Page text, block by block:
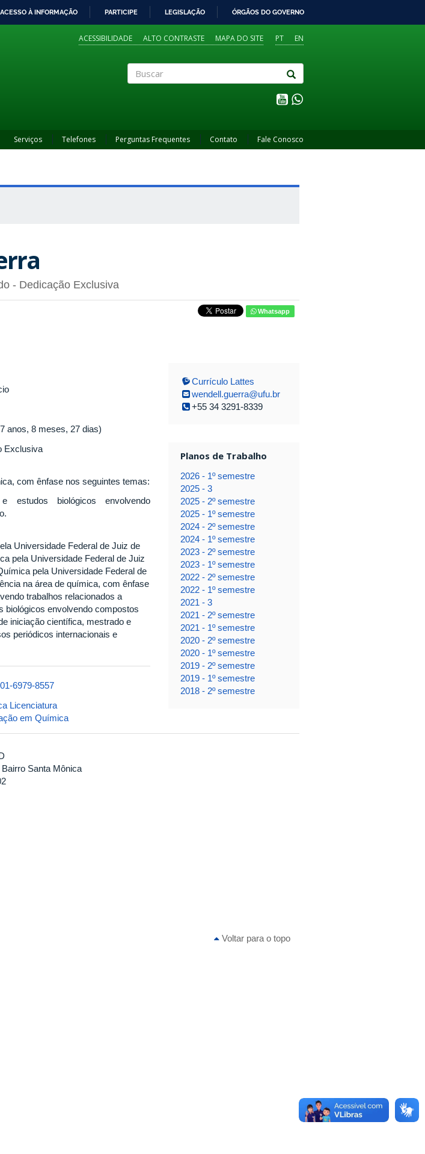
ACESSO À INFORMAÇÃO PARTICIPE LEGISLAÇÃO ÓRGÃOS DO GOVERNO
PT EN
ACESSIBILIDADE ALTO CONTRASTE MAPA DO SITE
Serviços Telefones Perguntas Frequentes Contato Fale Conosco
- Dedicação Exclusiva
Whatsapp
anos, 8 meses, 27 dias)
Exclusiva
com ênfase nos seguintes temas:
estudos biológicos envolvendo
Universidade Federal de Juiz de
pela Universidade Federal de Juiz
pela Universidade Federal de
na área de química, com ênfase
trabalhos relacionados a
biológicos envolvendo compostos
iniciação científica, mestrado e
periódicos internacionais e
6979-8557
Licenciatura
em Química
Currículo Lattes
wendell.guerra@ufu.br
+55 34 3291-8339
Planos de Trabalho
2026 - 1º semestre
2025 - 3
2025 - 2º semestre
2025 - 1º semestre
2024 - 2º semestre
2024 - 1º semestre
2023 - 2º semestre
2023 - 1º semestre
2022 - 2º semestre
2022 - 1º semestre
2021 - 3
2021 - 2º semestre
2021 - 1º semestre
2020 - 2º semestre
2020 - 1º semestre
2019 - 2º semestre
2019 - 1º semestre
2018 - 2º semestre
Santa Mônica
Voltar para o topo